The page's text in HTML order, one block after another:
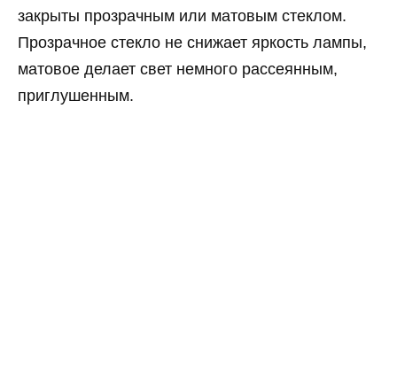
закрыты прозрачным или матовым стеклом.
Прозрачное стекло не снижает яркость лампы,
матовое делает свет немного рассеянным,
приглушенным.